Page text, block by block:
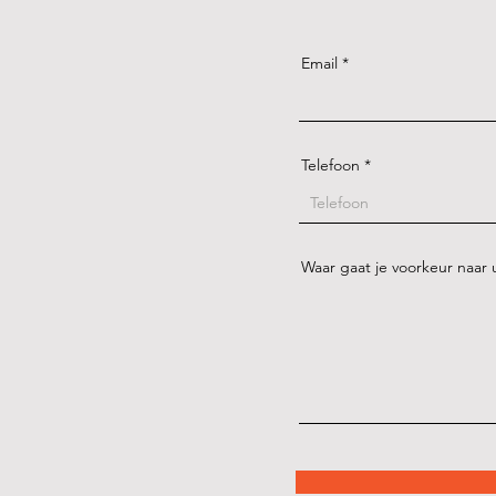
Email
Telefoon
Waar gaat je voorkeur naar